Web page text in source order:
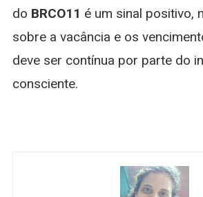
do BRCO11 é um sinal positivo,
sobre a vacância e os
deve ser contínua por parte do
consciente.